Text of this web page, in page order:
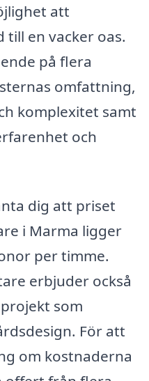
att
en vacker oas.
på flera
omfattning,
komplexitet samt
och
dig att priset
i Marma ligger
per timme.
erbjuder också
som
För att
om kostnaderna